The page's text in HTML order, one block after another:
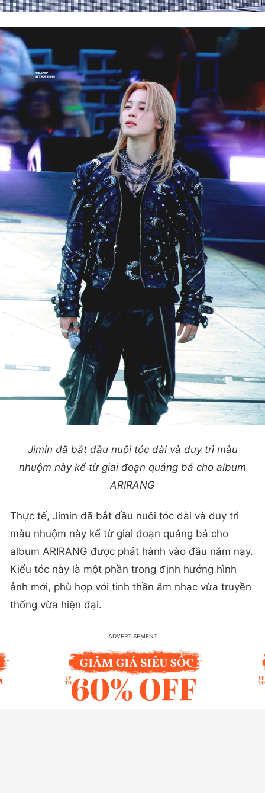
Jimin đã bắt đầu nuôi tóc dài và duy trì màu
nhuộm này kể từ giai đoạn quảng bá cho album
ARIRANG
Thực tế, Jimin đã bắt đầu nuôi tóc dài và duy trì
màu nhuộm này kể từ giai đoạn quảng bá cho
album ARIRANG được phát hành vào đầu năm nay.
Kiểu tóc này là một phần trong định hướng hình
ảnh mới, phù hợp với tinh thần âm nhạc vừa truyền
thống vừa hiện đại.